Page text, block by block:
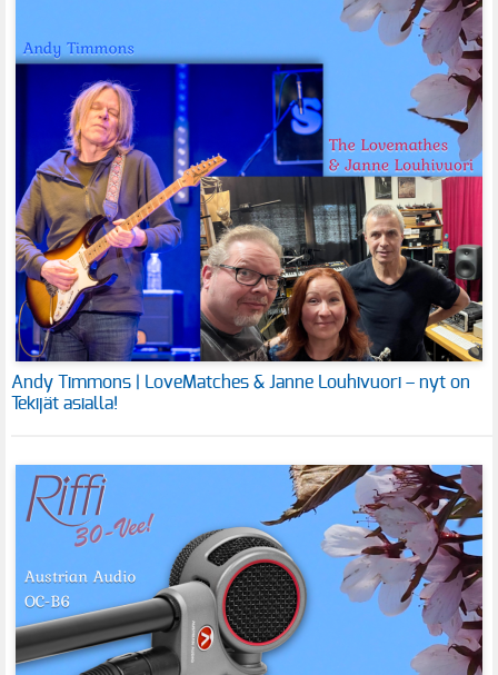
Andy Timmons | LoveMatches & Janne Louhivuori – nyt on
Tekijät asialla!